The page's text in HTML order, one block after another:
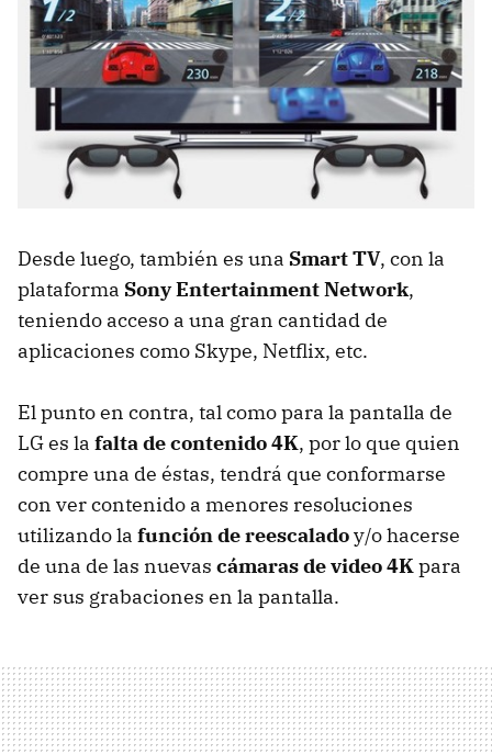
Desde luego, también es una Smart TV, con la
plataforma Sony Entertainment Network,
teniendo acceso a una gran cantidad de
aplicaciones como Skype, Netflix, etc.
El punto en contra, tal como para la pantalla de
LG es la falta de contenido 4K, por lo que quien
compre una de éstas, tendrá que conformarse
con ver contenido a menores resoluciones
utilizando la función de reescaladoy/o hacerse
de una de las nuevas cámaras de video 4Kpara
ver sus grabaciones en la pantalla.